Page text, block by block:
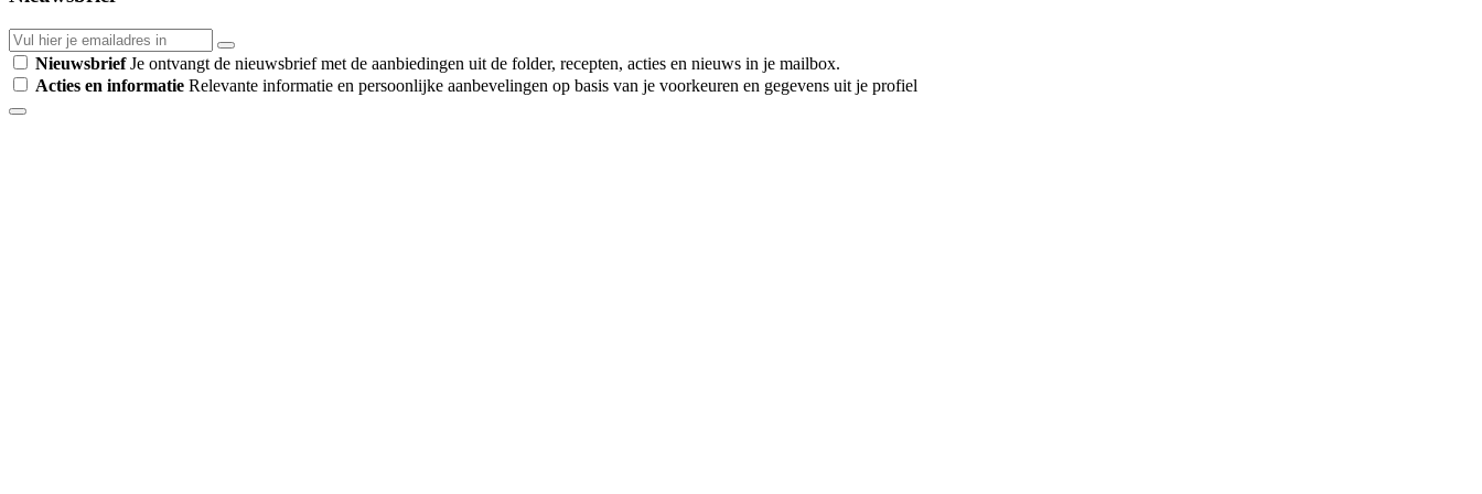
NieuwsbriefJe ontvangt de nieuwsbrief met de aanbiedingen uit de folder, recepten, acties en nieuws in je mailbox.
Acties en informatie Relevante informatie en persoonlijke aanbevelingen op basis van je voorkeuren en gegevens uit je profiel